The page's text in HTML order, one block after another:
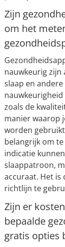
Zijn
om het
nauwkeurig zijn
slaap en
zoals de
manier waarop
worden
belangrijk om
indicatie
slaappatroon,
accuraat. Het is
richtlijn te
Zijn er
bepaalde
gratis opties